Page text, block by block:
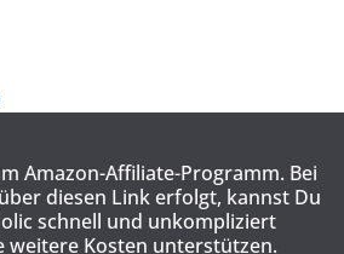
Amazon-Affiliate-Programm. Bei
diesen Link erfolgt, kannst Du
schnell und unkompliziert
weitere Kosten unterstützen.